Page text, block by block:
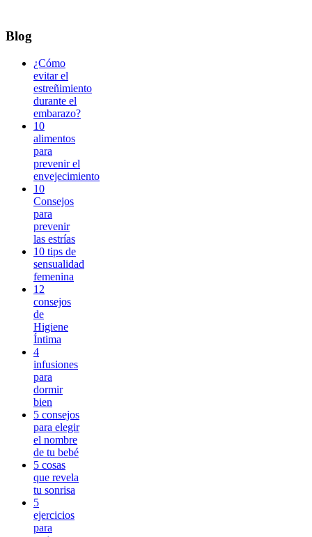
Blog
¿Cómo
evitar el
estreñimiento
durante el
embarazo?
10
alimentos
para
prevenir el
envejecimiento
10
Consejos
para
prevenir
las estrías
10 tips de
sensualidad
femenina
12
consejos
de
Higiene
Íntima
4
infusiones
para
dormir
bien
5 consejos
para elegir
el nombre
de tu bebé
5 cosas
que revela
tu sonrisa
5
ejercicios
para